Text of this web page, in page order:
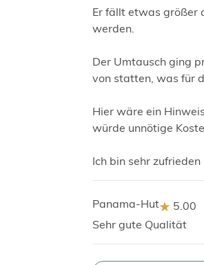
Er fällt etwas größer
werden.
Der Umtausch ging
von statten, was für
Hier wäre ein
würde unnötige
Ich bin sehr
Panama-Hut
5.00
Sehr gute Qualität